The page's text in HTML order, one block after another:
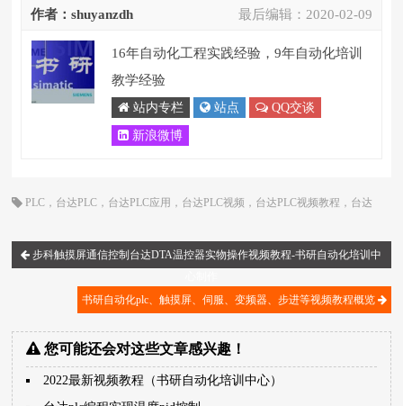
最后编辑： 2020-02-09
作者：shuyanzdh
16年自动化工程实践经验，9年自动化培训
教学经验
站内专栏 站点 QQ交谈
新浪微博
PLC ， 台达PLC ， 台达PLC应用 ， 台达PLC视频 ， 台达PLC视频教程 ， 台达
步科触摸屏通信控制台达DTA温控器实物操作视频教程-书研自动化培训中
书研自动化plc、触摸屏、伺服、变频器、步进等视频教程概览
您可能还会对这些文章感兴趣！
2022最新视频教程（书研自动化培训中心）